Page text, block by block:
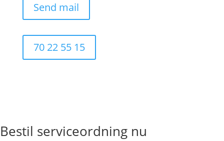
Send mail
70 22 55 15
Bestil serviceordning nu